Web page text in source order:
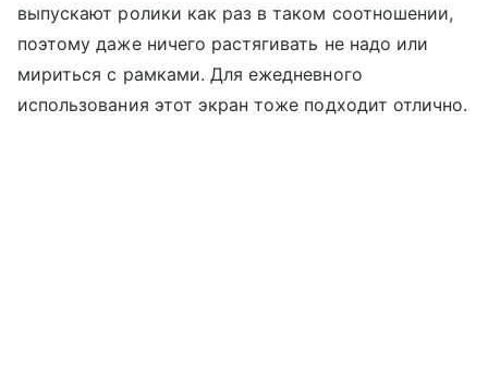
выпускают ролики как раз в таком соотношении,
поэтому даже ничего растягивать не надо или
мириться с рамками. Для ежедневного
использования этот экран тоже подходит отлично.